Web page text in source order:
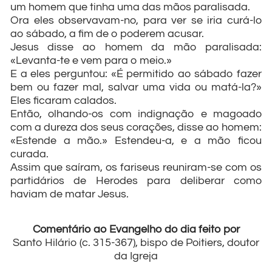
um homem que tinha uma das mãos paralisada.
Ora eles observavam-no, para ver se iria curá-lo
ao sábado, a fim de o poderem acusar.
Jesus disse ao homem da mão paralisada:
«Levanta-te e vem para o meio.»
E a eles perguntou: «É permitido ao sábado fazer
bem ou fazer mal, salvar uma vida ou matá-la?»
Eles ficaram calados.
Então, olhando-os com indignação e magoado
com a dureza dos seus corações, disse ao homem:
«Estende a mão.» Estendeu-a, e a mão ficou
curada.
Assim que saíram, os fariseus reuniram-se com os
partidários de Herodes para deliberar como
haviam de matar Jesus.
Comentário ao Evangelho do dia feito por
Santo Hilário (c. 315-367), bispo de Poitiers, doutor
da Igreja